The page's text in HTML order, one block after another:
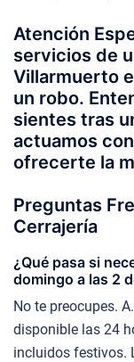
Atención
servicios de
Villarmuerto
un robo.
sientes tras
actuamos
ofrecerte la
Preguntas
Cerrajería
¿Qué pasa si
domingo a las 2
No te preocupes.
disponible las 24
incluidos festivos.